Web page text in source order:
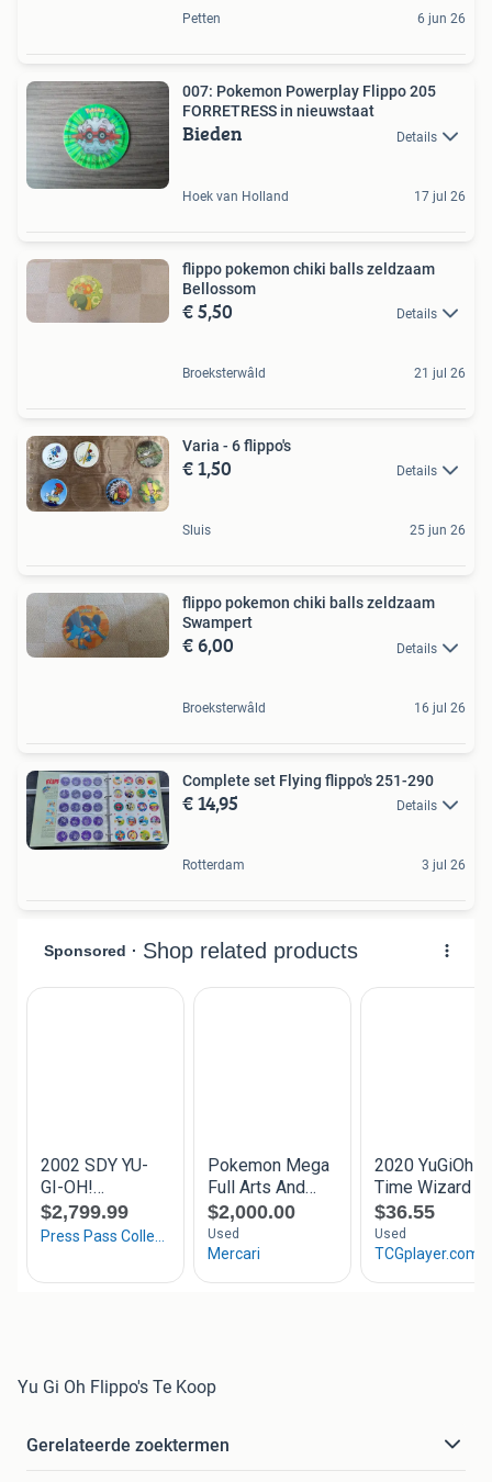
Petten 6 jun 26
007: Pokemon Powerplay Flippo 205
FORRETRESS in nieuwstaat
Bieden Details
Hoek van Holland 17 jul 26
flippo pokemon chiki balls zeldzaam
Bellossom
€ 5,50 Details
Broeksterwâld 21 jul 26
Varia - 6 flippo's
€ 1,50 Details
Sluis 25 jun 26
flippo pokemon chiki balls zeldzaam
Swampert
€ 6,00 Details
Broeksterwâld 16 jul 26
Complete set Flying flippo's 251-290
€ 14,95 Details
Rotterdam 3 jul 26
Yu Gi Oh Flippo's Te Koop
Gerelateerde zoektermen